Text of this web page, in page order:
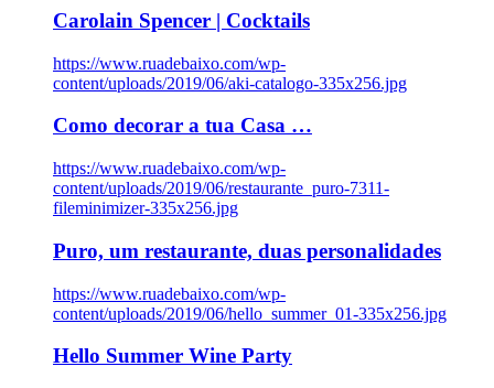
Carolain Spencer | Cocktails
https://www.ruadebaixo.com/wp-
content/uploads/2019/06/aki-catalogo-335x256.jpg
Como decorar a tua Casa …
https://www.ruadebaixo.com/wp-
content/uploads/2019/06/restaurante_puro-7311-
fileminimizer-335x256.jpg
Puro, um restaurante, duas personalidades
https://www.ruadebaixo.com/wp-
content/uploads/2019/06/hello_summer_01-335x256.jpg
Hello Summer Wine Party